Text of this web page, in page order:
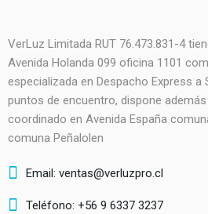
VerLuz Limitada RUT 76.473.831-4
Avenida Holanda 099 oficina 1101
especializada en Despacho Express a
puntos de encuentro, dispone
coordinado en Avenida España
comuna Peñalolen
Email: ventas@verluzpro.cl
Teléfono: +56 9 6337 3237